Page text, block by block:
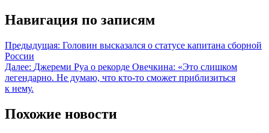
Навигация по записям
Предыдущая: Головин высказался о статусе капитана сборной
России
Далее: Джереми Руа о рекорде Овечкина: «Это слишком
легендарно. Не думаю, что кто-то сможет приблизиться
к нему.
Похожие новости